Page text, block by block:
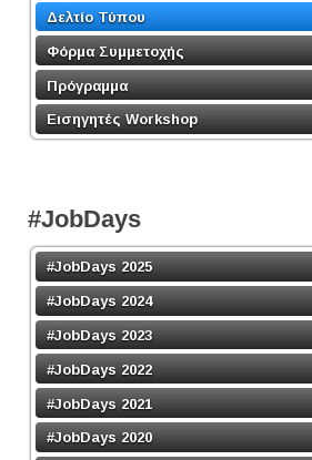
Δελτίο Τύπου
Φόρμα Συμμετοχής
Πρόγραμμα
Εισηγητές Workshop
#JobDays
#JobDays 2025
#JobDays 2024
#JobDays 2023
#JobDays 2022
#JobDays 2021
#JobDays 2020